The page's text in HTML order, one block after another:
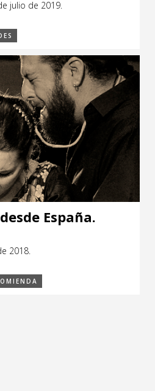
infantil
julio de 2019.
España.
2018.